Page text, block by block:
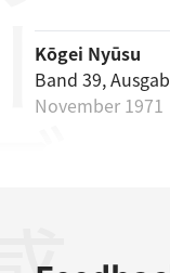
Kōgei Nyūsu
Band 39,
November 1971